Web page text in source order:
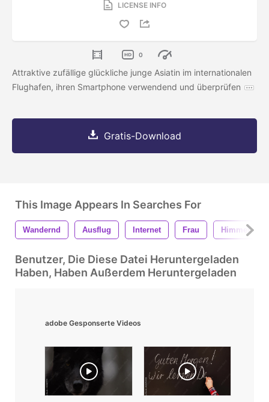
LICENSE INFO
0
Attraktive zufällige glückliche junge Asiatin im internationalen
Flughafen, ihren Smartphone verwendend und überprüfen
Gratis-Download
This Image Appears In Searches For
Wandernd Ausflug Internet Frau Himmel
Benutzer, Die Diese Datei Heruntergeladen
Haben, Haben Außerdem Heruntergeladen
adobe Gesponserte Videos